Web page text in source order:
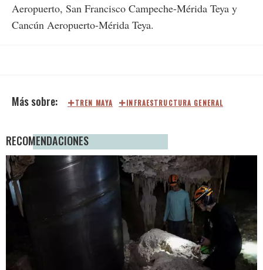
Aeropuerto, San Francisco Campeche-Mérida Teya y
Cancún Aeropuerto-Mérida Teya.
TREN MAYA INFRAESTRUCTURA GENERAL
RECOMENDACIONES